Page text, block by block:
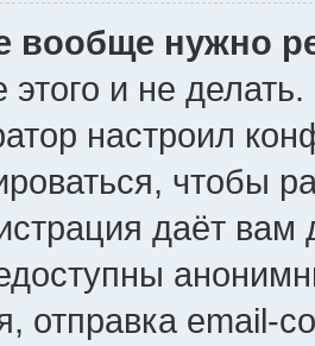
вообще нужно
и не делать.
настроил
чтобы
даёт
отправка email-